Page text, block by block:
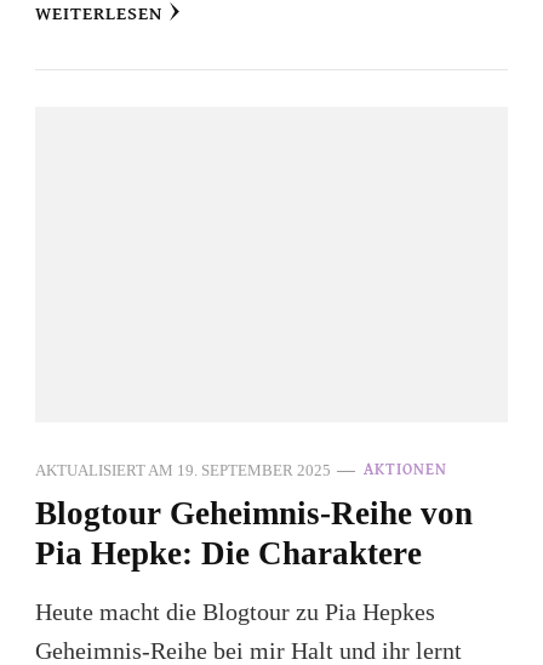
WEITERLESEN
AKTUALISIERT AM 19. SEPTEMBER 2025 AKTIONEN
Blogtour Geheimnis-Reihe von
Pia Hepke: Die Charaktere
Heute macht die Blogtour zu Pia Hepkes
Geheimnis-Reihe bei mir Halt und ihr lernt